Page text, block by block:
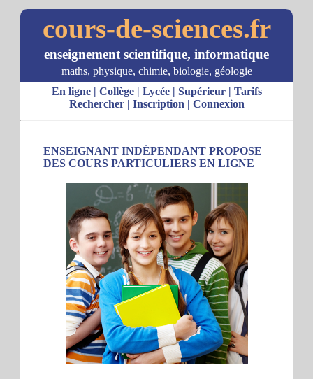
cours-de-sciences.fr
enseignement scientifique, informatique
maths, physique, chimie, biologie, géologie
En ligne| Collège| Lycée| Supérieur| Tarifs
Rechercher| Inscription | Connexion
ENSEIGNANT INDÉPENDANT PROPOSE
DES COURS PARTICULIERS EN LIGNE